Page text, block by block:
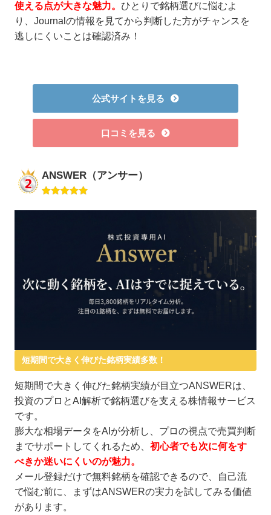
使える点が大きな魅力。 ひとりで銘柄選びに悩むよ
り、Journalの情報を見てから判断した方がチャンスを
逃しにくいことは確認済み！
公式サイトを見る
口コミを見る
ANSWER（アンサー）
短期間で大きく伸びた銘柄実績多数！
短期間で大きく伸びた銘柄実績が目立つANSWERは、
投資のプロとAI解析で銘柄選びを支える株情報サービス
です。
膨大な相場データをAIが分析し、プロの視点で売買判断
までサポートしてくれるため、初心者でも次に何をす
べきか迷いにくいのが魅力。
メール登録だけで無料銘柄を確認できるので、自己流
で悩む前に、まずはANSWERの実力を試してみる価値
があります。